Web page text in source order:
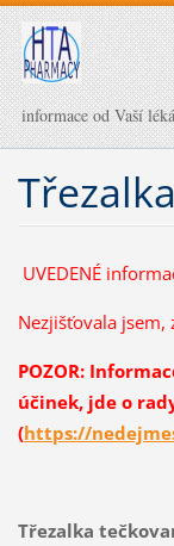
informace od Vaší
UVEDENÉ
Nezjišťovala
POZOR:
účinek, jde o
(https://
Třezalka